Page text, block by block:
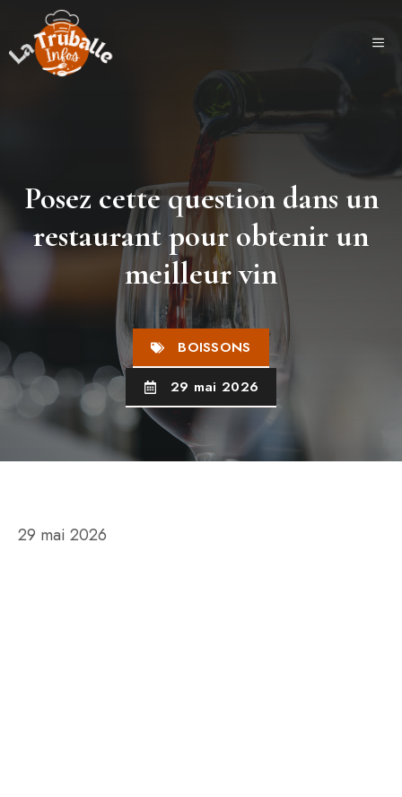
contenu
Posez cette question dans un
restaurant pour obtenir un
meilleur vin
BOISSONS
29 mai 2026
29 mai 2026